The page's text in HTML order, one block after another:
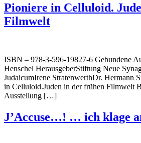
Pioniere in Celluloid.
Filmwelt
ISBN – 978-3-596-19827-6 Gebundene
Henschel HerausgeberStiftung Neue
JudaicumIrene StratenwerthDr. Hermann
in Celluloid.Juden in der frühen Filmwelt
Ausstellung […]
J’Accuse…! … ich klage